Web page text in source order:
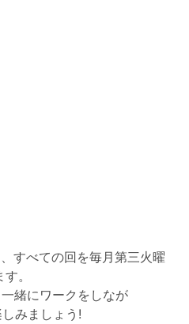
すべての回を毎月第三火曜
。
緒にワークをしなが
みましょう!